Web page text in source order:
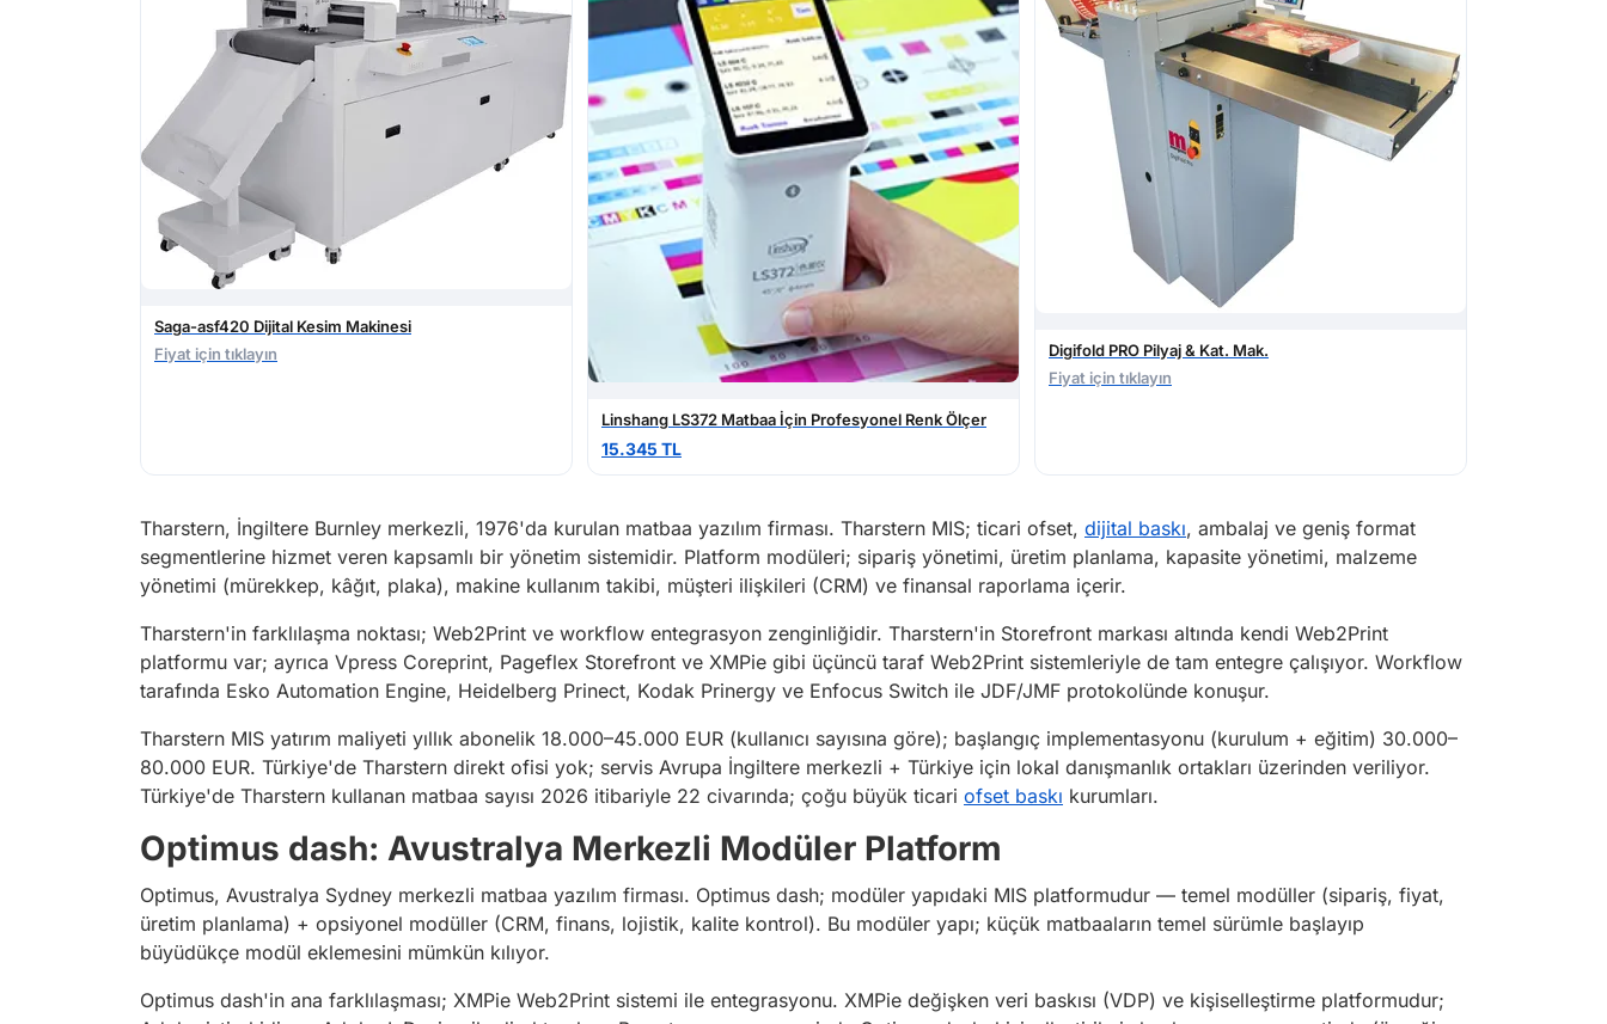
Saga-asf420 Dijital Kesim Makinesi
Fiyat için tıklayın
Linshang LS372 Matbaa İçin Profesyonel Renk Ölçer
15.345 TL
Digifold PRO Pilyaj & Kat. Mak.
Fiyat için tıklayın
Tharstern, İngiltere Burnley merkezli, 1976'da kurulan matbaa yazılım firması. Tharstern MIS; ticari ofset, dijital baskı, ambalaj ve geniş format
segmentlerine hizmet veren kapsamlı bir yönetim sistemidir. Platform modüleri; sipariş yönetimi, üretim planlama, kapasite yönetimi, malzeme
yönetimi (mürekkep, kâğıt, plaka), makine kullanım takibi, müşteri ilişkileri (CRM) ve finansal raporlama içerir.
Tharstern'in farklılaşma noktası; Web2Print ve workflow entegrasyon zenginliğidir. Tharstern'in Storefront markası altında kendi Web2Print
platformu var; ayrıca Vpress Coreprint, Pageflex Storefront ve XMPie gibi üçüncü taraf Web2Print sistemleriyle de tam entegre çalışıyor. Workflow
tarafında Esko Automation Engine, Heidelberg Prinect, Kodak Prinergy ve Enfocus Switch ile JDF/JMF protokolünde konuşur.
Tharstern MIS yatırım maliyeti yıllık abonelik 18.000–45.000 EUR (kullanıcı sayısına göre); başlangıç implementasyonu (kurulum + eğitim) 30.000–
80.000 EUR. Türkiye'de Tharstern direkt ofisi yok; servis Avrupa İngiltere merkezli + Türkiye için lokal danışmanlık ortakları üzerinden veriliyor.
Türkiye'de Tharstern kullanan matbaa sayısı 2026 itibariyle 22 civarında; çoğu büyük ticari ofset baskı kurumları.
Optimus dash: Avustralya Merkezli Modüler Platform
Optimus, Avustralya Sydney merkezli matbaa yazılım firması. Optimus dash; modüler yapıdaki MIS platformudur — temel modüller (sipariş, fiyat,
üretim planlama) + opsiyonel modüller (CRM, finans, lojistik, kalite kontrol). Bu modüler yapı; küçük matbaaların temel sürümle başlayıp
büyüdükçe modül eklemesini mümkün kılıyor.
Optimus dash'in ana farklılaşması; XMPie Web2Print sistemi ile entegrasyonu. XMPie değişken veri baskısı (VDP) ve kişiselleştirme platformudur;